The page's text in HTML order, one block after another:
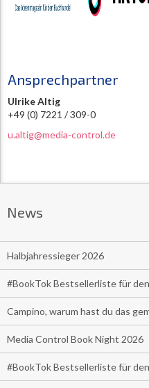
Ansprechpartner
Ulrike Altig
+49 (0) 7221 / 309-0
u.altig@media-control.de
News
Halbjahressieger 2026
#BookTok Bestsellerliste für
Campino, warum hast du das
Media Control Book Night 2026
#BookTok Bestsellerliste für